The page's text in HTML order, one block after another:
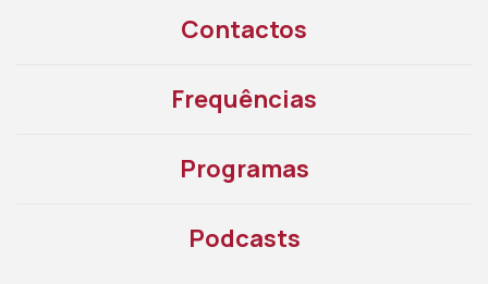
Contactos
Frequências
Programas
Podcasts